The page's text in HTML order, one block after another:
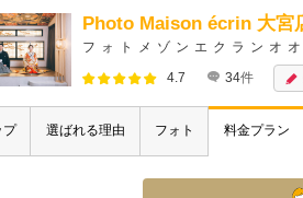
Photo Maison écrin 大宮
フォトメゾンエクランオ
4.7
34件
プ 選ばれる理由 フォト 料金プラン